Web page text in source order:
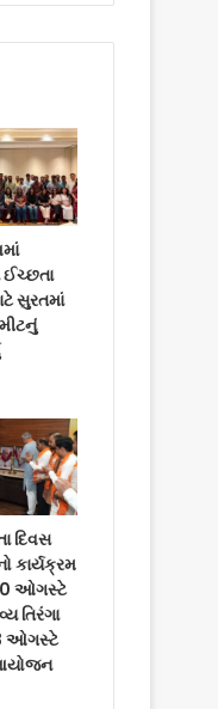
સુરતમાં
દિવસ
કાર્યક્રમ
ઓગસ્ટે
તિરંગા
ઓગસ્ટે